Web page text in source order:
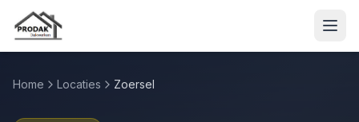
Home Locaties Zoersel